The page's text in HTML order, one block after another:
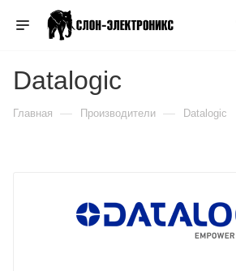
Datalogic
Главная — Производители — Datalogic